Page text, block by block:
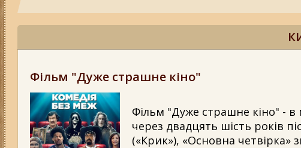
Фільм "Дуже страшне кіно"
Фільм "Дуже страшне кіно" - в
через двадцять шість років
(«Крик»), «Основна четвірка»